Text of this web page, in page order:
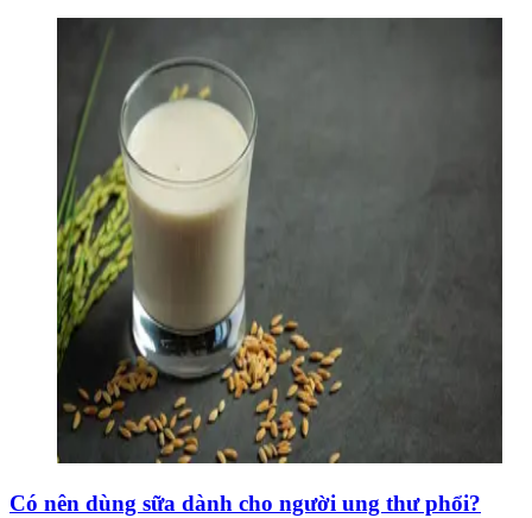
Có nên dùng sữa dành cho người ung thư phổi?